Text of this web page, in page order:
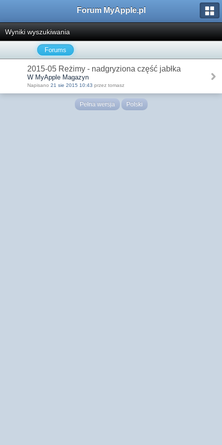
Forum MyApple.pl
Wyniki wyszukiwania
Forums
2015-05 Reżimy - nadgryziona część jabłka
W MyApple Magazyn
Napisano 21 sie 2015 10:43 przez tomasz
Pełna wersja Polski